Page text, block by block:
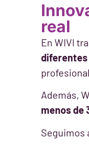
real
En WIVI
diferentes
Además,
menos de
Seguimos